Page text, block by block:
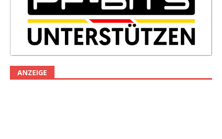
ANZEIGE